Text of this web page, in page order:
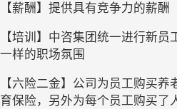
【薪酬】提供具有竞争力的薪酬
【培训】中咨集团统一进行新
一样的职场氛围
【六险二金】公司为员工购买
育保险，另外为每个员工购买了